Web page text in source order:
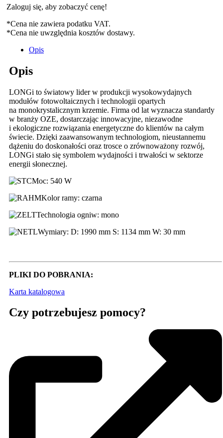
Zaloguj się, aby zobaczyć cenę!
*Cena nie zawiera podatku VAT.
*Cena nie uwzględnia kosztów dostawy.
Opis
Opis
LONGi to światowy lider w produkcji wysokowydajnych
modułów fotowoltaicznych i technologii opartych
na monokrystalicznym krzemie. Firma od lat wyznacza standardy
w branży OZE, dostarczając innowacyjne, niezawodne
i ekologiczne rozwiązania energetyczne do klientów na całym
świecie. Dzięki zaawansowanym technologiom, nieustannemu
dążeniu do doskonałości oraz trosce o zrównoważony rozwój,
LONGi stało się symbolem wydajności i trwałości w sektorze
energii słonecznej.
Moc: 540 W
Kolor ramy: czarna
Technologia ogniw: mono
Wymiary: D: 1990 mm S: 1134 mm W: 30 mm
PLIKI DO POBRANIA:
Karta katalogowa
Czy potrzebujesz pomocy?